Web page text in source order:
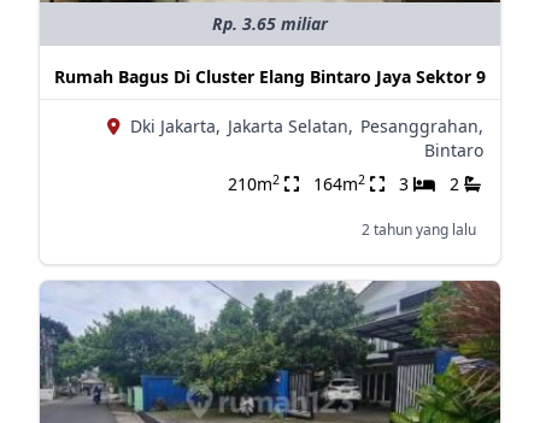
Rp. 3.65 miliar
Rumah Bagus Di Cluster Elang Bintaro Jaya Sektor 9
Dki Jakarta, Jakarta Selatan, Pesanggrahan,
Bintaro
210m2 164m2 3 2
2 tahun yang lalu